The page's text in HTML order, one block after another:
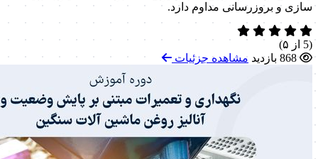
سازی و بروزرسانی مداوم دارد.
(5 از ۵)
868 بازدید
مشاهده جزئیات